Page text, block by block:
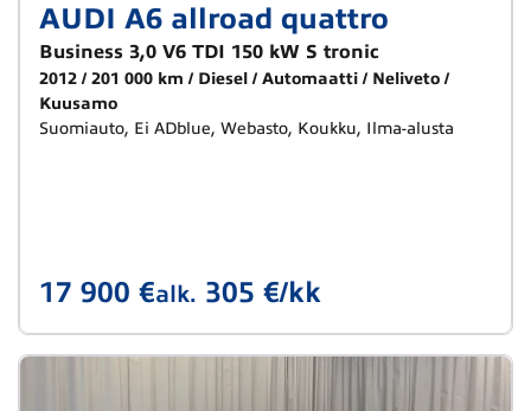
AUDI A6 allroad quattro
Business 3,0 V6 TDI 150 kW S tronic
2012 201 000 km Diesel Automaatti
Neliveto
Kuusamo
Suomiauto, Ei ADblue, Webasto, Koukku, Ilma-alusta
17 900 €alk. 305 €/kk